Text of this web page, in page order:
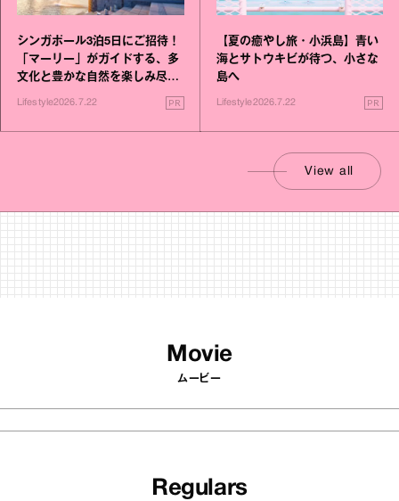
シンガポール3泊5日にご招待！
「マーリー」がガイドする、多
文化と豊かな自然を楽しみ尽く
Lifestyle2026.7.22 PR
【夏の癒やし旅・小浜島】青い
海とサトウキビが待つ、小さな
島へ
Lifestyle2026.7.22 PR
View all
Movie
ムービー
Regulars